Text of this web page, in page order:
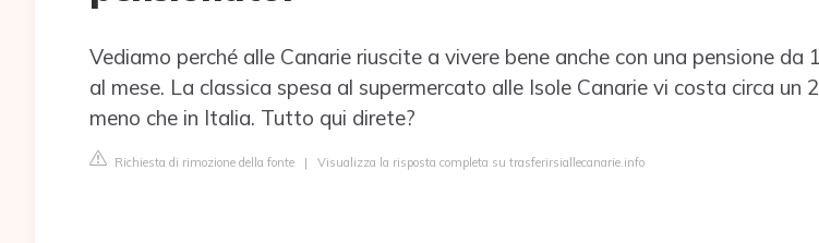
Vediamo perché alle Canarie riuscite a vivere bene anche con una pensione da
al mese. La classica spesa al supermercato alle Isole Canarie vi costa circa un
meno che in Italia. Tutto qui direte?
Richiesta di rimozione della fonte | Visualizza la risposta completa su trasferirsiallecanarie.info